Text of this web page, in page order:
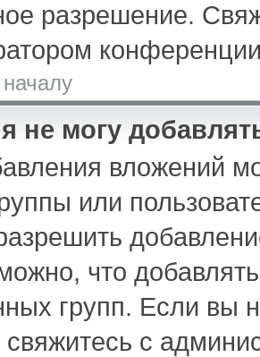
разрешение.
не могу
вложений
или
что
групп. Если вы
с